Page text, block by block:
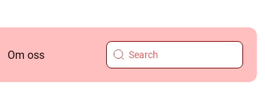
Om oss